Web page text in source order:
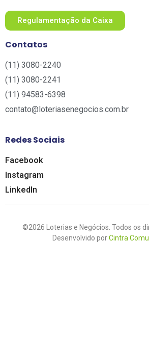
Regulamentação da Caixa
Contatos
(11) 3080-2240​
(11) 3080-2241​
(11) 94583-6398
contato@loteriasenegocios.com.br​
Redes Sociais
Facebook
Instagram
LinkedIn
©2026 Loterias e Negócios. Todos os
Desenvolvido porCintra